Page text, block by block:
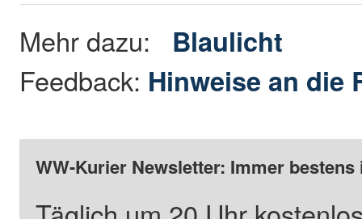
Mehr dazu: Blaulicht
Feedback: Hinweise an die
WW-Kurier Newsletter: Immer